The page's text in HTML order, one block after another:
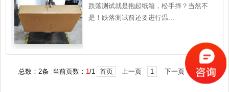
跌落测试就是抱起纸箱，松手摔？当然不
是！跌落测试前还要进行温...
总数：2条 当前页数： 1/1 首页 上一页 1 下一页 尾页